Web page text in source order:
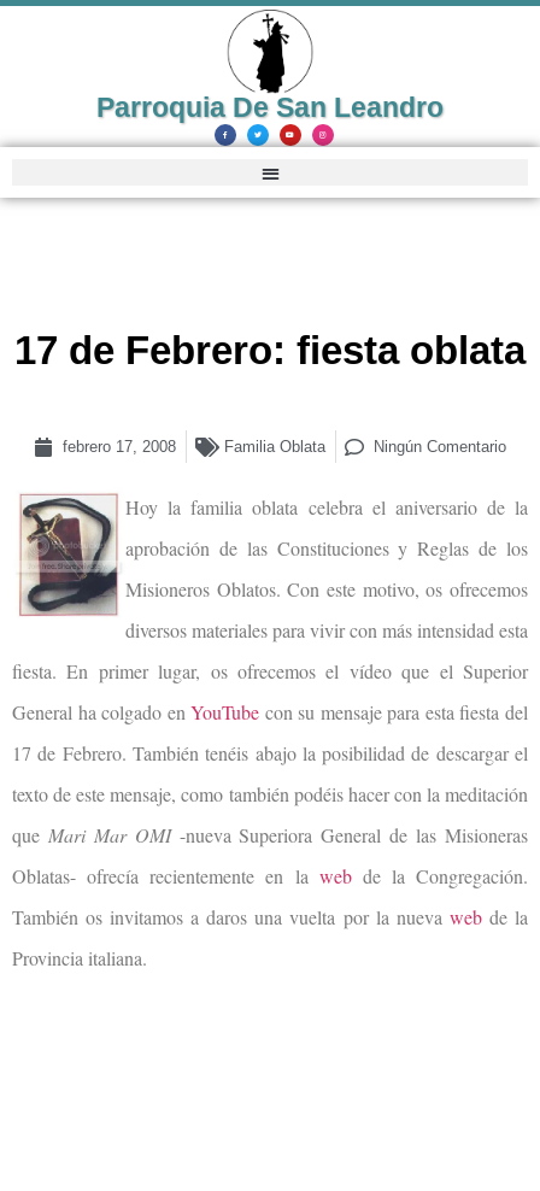
Parroquia De San Leandro
17 de Febrero: fiesta oblata
febrero 17, 2008 Familia Oblata Ningún Comentario
Hoy la familia oblata celebra el aniversario de la
aprobación de las Constituciones y Reglas de los
Misioneros Oblatos. Con este motivo, os ofrecemos
diversos materiales para vivir con más intensidad esta
fiesta. En primer lugar, os ofrecemos el vídeo que el Superior
General ha colgado enYouTube con su mensaje para esta fiesta del
17 de Febrero. También tenéis abajo la posibilidad de descargar el
texto de este mensaje, como también podéis hacer con la meditación
que Mari Mar OMI-nueva Superiora General de las Misioneras
Oblatas- ofrecía recientemente en la webde la Congregación.
También os invitamos a daros una vuelta por la nueva webde la
Provincia italiana.